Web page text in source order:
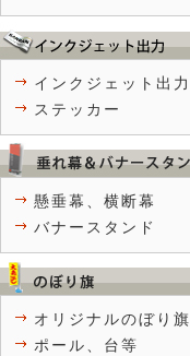
インクジェット出力
ステッカー
懸垂幕、横断幕
バナースタンド
オリジナルのぼり旗
ポール、台等